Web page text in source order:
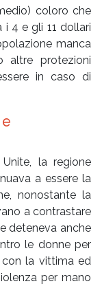
coloro che
4 e gli 11 dollari
manca
altre protezioni
in caso di
la regione
a essere la
nonostante la
a contrastare
deteneva anche
le donne per
con la vittima ed
per mano